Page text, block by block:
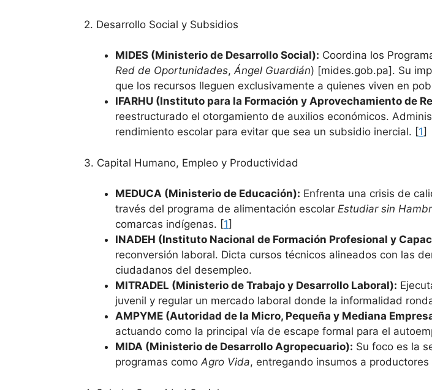
2. Desarrollo Social y Subsidios
MIDES (Ministerio de Desarrollo Social): Coordina los
Red de Oportunidades,Ángel Guardián) [mides.gob.pa]. Su
que los recursos lleguen exclusivamente a quienes viven en
IFARHU (Instituto para la Formación y Aprovechamiento de
reestructurado el otorgamiento de auxilios económicos.
rendimiento escolar para evitar que sea un subsidio inercial. [1]
3. Capital Humano, Empleo y Productividad
MEDUCA (Ministerio de Educación): Enfrenta una crisis de
través del programa de alimentación escolar Estudiar sin
comarcas indígenas. [1]
INADEH (Instituto Nacional de Formación Profesional y
reconversión laboral. Dicta cursos técnicos alineados con las
ciudadanos del desempleo.
MITRADEL (Ministerio de Trabajo y Desarrollo Laboral):
juvenil y regular un mercado laboral donde la informalidad
AMPYME (Autoridad de la Micro, Pequeña y Mediana
actuando como la principal vía de escape formal para el
MIDA (Ministerio de Desarrollo Agropecuario): Su foco es la
programas comoAgro Vida, entregando insumos a